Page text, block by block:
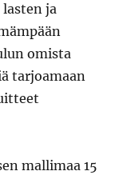
ja
omista
tarjoamaan
mallimaa 15